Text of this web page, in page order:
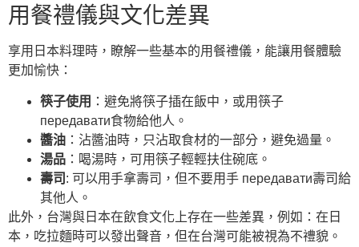
用餐禮儀與文化差異
享用日本料理時，瞭解一些基本的用餐禮儀，能讓用餐體驗
更加愉快：
筷子使用 ：避免將筷子插在飯中，或用筷子
передавати食物給他人。
醬油 ：沾醬油時，只沾取食材的一部分，避免過量。
湯品 ：喝湯時，可用筷子輕輕扶住碗底。
壽司 : 可以用手拿壽司，但不要用手 передавати壽司給
其他人。
此外，台灣與日本在飲食文化上存在一些差異，例如：在日
本，吃拉麵時可以發出聲音，但在台灣可能被視為不禮貌。